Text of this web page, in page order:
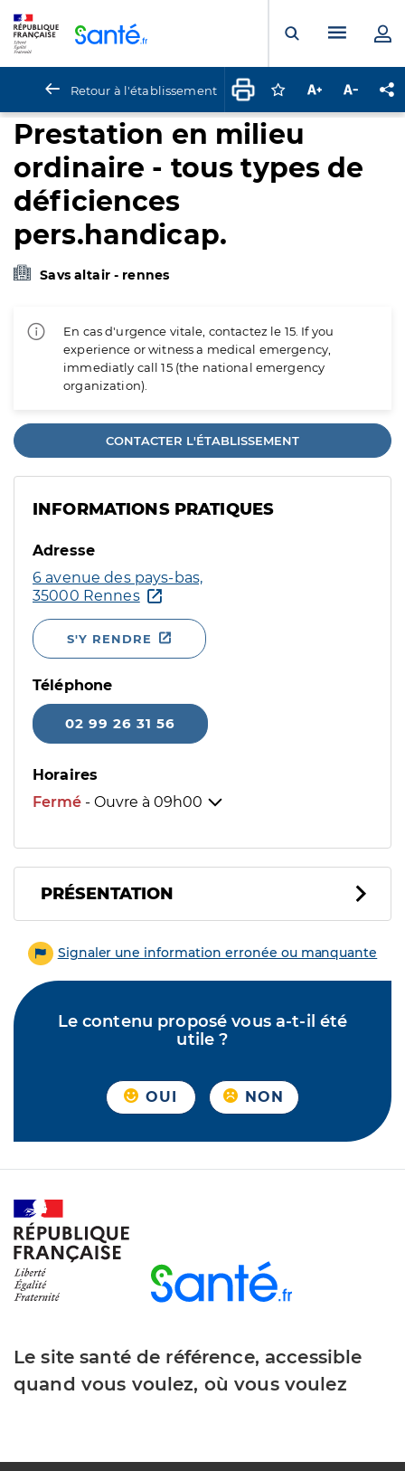
Ouvrir laMenu
Retour à l'établissement Connectez-vous
Augmenter la
Prestation en milieu
ordinaire - tous types de
déficiences
pers.handicap.
Savs altair - rennes
En cas d'urgence vitale, contactez le 15. If you
experience or witness a medical emergency,
immediatly call 15 (the national emergency
organization).
CONTACTER L'ÉTABLISSEMENT
INFORMATIONS PRATIQUES
Adresse
6 avenue des pays-bas,
35000 Rennes
S'Y RENDRE
Téléphone
02 99 26 31 56
Horaires
Fermé - Ouvre à 09h00
PRÉSENTATION
Signaler une information erronée ou manquante
Le contenu proposé vous a-t-il été
utile ?
OUI NON
Le site santé de référence, accessible
quand vous voulez, où vous voulez